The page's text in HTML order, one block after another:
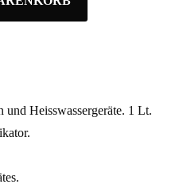
Heisswassergeräte. 1 Lt.